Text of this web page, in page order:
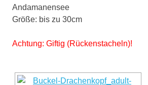
Andamanensee
Größe: bis zu 30cm
Achtung: Giftig (Rückenstacheln)!